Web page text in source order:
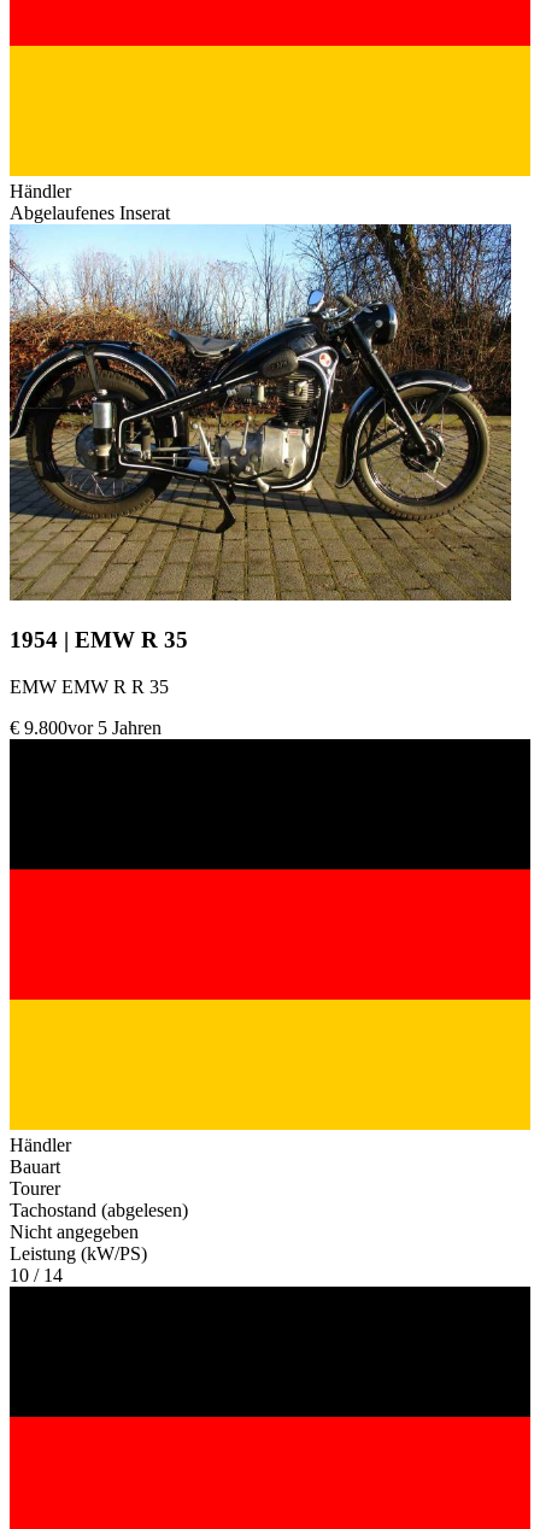
Händler
Abgelaufenes Inserat
1954 | EMW R 35
EMW EMW R R 35
€ 9.800vor 5 Jahren
Händler
Bauart
Tourer
Tachostand (abgelesen)
Nicht angegeben
Leistung (kW/PS)
10 / 14